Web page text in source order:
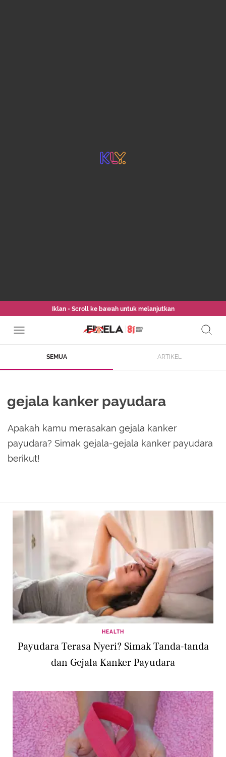
Iklan - Scroll ke bawah untuk melanjutkan
SEMUA ARTIKEL
gejala kanker payudara
Apakah kamu merasakan gejala kanker
payudara? Simak gejala-gejala kanker payudara
berikut!
HEALTH
Payudara Terasa Nyeri? Simak Tanda-tanda
dan Gejala Kanker Payudara